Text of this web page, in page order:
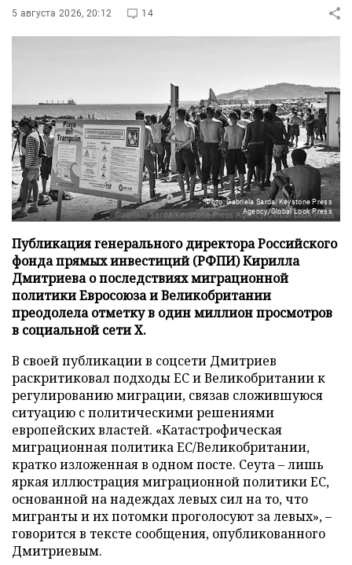
5 августа 2026, 20:12 14
Фото: Gabriela Sarda/Keystone Press
Agency/Global Look Press
Публикация генерального директора Российского
фонда прямых инвестиций (РФПИ) Кирилла
Дмитриева о последствиях миграционной
политики Евросоюза и Великобритании
преодолела отметку в один миллион просмотров
в социальной сети X.
В своей публикации в соцсети Дмитриев
раскритиковал подходы ЕС и Великобритании к
регулированию миграции, связав сложившуюся
ситуацию с политическими решениями
европейских властей. «Катастрофическая
миграционная политика ЕС/Великобритании,
кратко изложенная в одном посте. Сеута – лишь
яркая иллюстрация миграционной политики ЕС,
основанной на надеждах левых сил на то, что
мигранты и их потомки проголосуют за левых», –
говорится в тексте сообщения, опубликованного
Дмитриевым.